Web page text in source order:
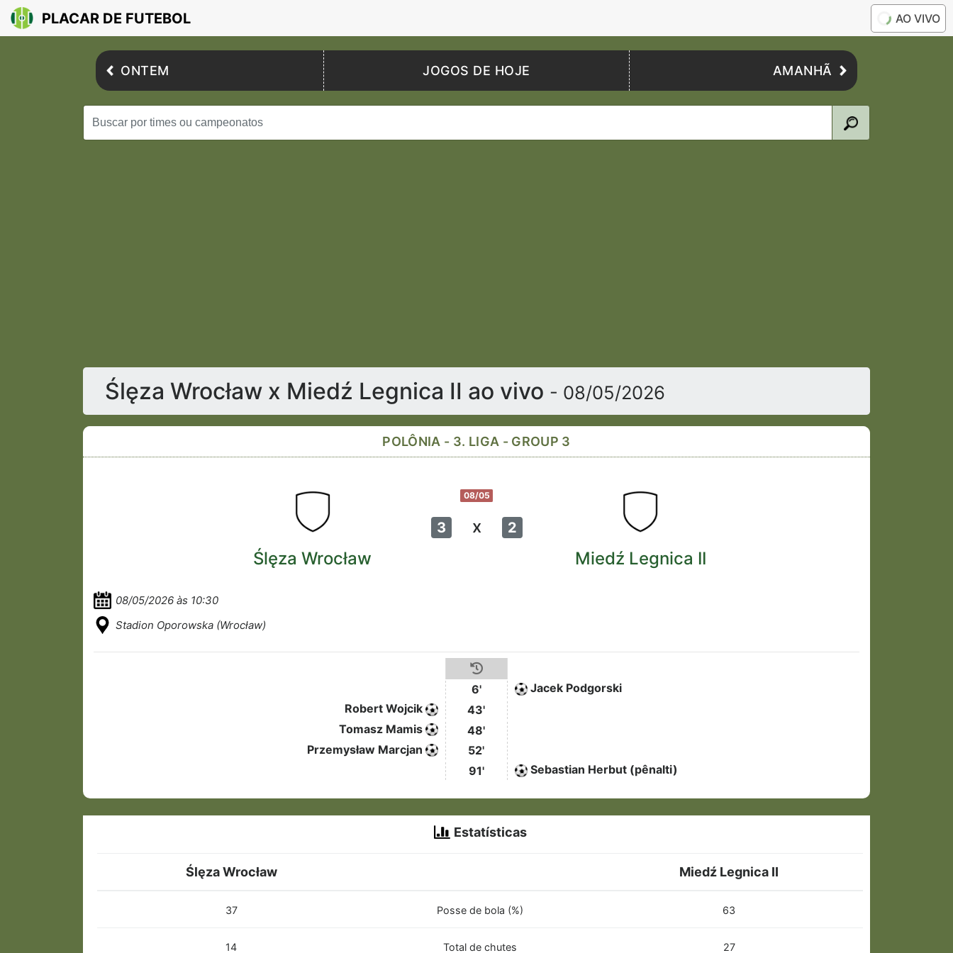
PLACAR DE FUTEBOL AO VIVO
ONTEM JOGOS DE HOJE AMANHÃ
Ślęza Wrocław x Miedź Legnica II ao vivo - 08/05/2026
POLÔNIA - 3. LIGA - GROUP 3
08/05
3 x 2
Ślęza Wrocław Miedź Legnica II
08/05/2026 às 10:30
Stadion Oporowska (Wrocław)
6'
Jacek Podgorski
Robert Wojcik
43'
Tomasz Mamis
48'
Przemysław Marcjan
52'
91'
Sebastian Herbut (pênalti)
Estatísticas
Ślęza Wrocław Miedź Legnica II
37 Posse de bola (%) 63
14 Total de chutes 27